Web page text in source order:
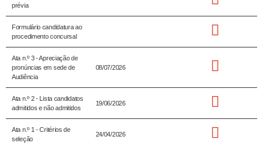
prévia
Formulário candidatura ao
procedimento concursal
Ata n.º 3 -Apreciação de
pronúncias em sede de
Audiência
08/07/2026
Ata n.º 2 - Lista candidatos
admitidos enão admitidos
19/06/2026
Ata n.º 1 - Critérios de
seleção
24/04/2026